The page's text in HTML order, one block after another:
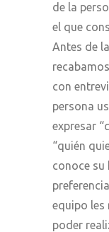
de la
el que
Antes de
con
persona
expresar
“quién
conoce su
equipo les
poder